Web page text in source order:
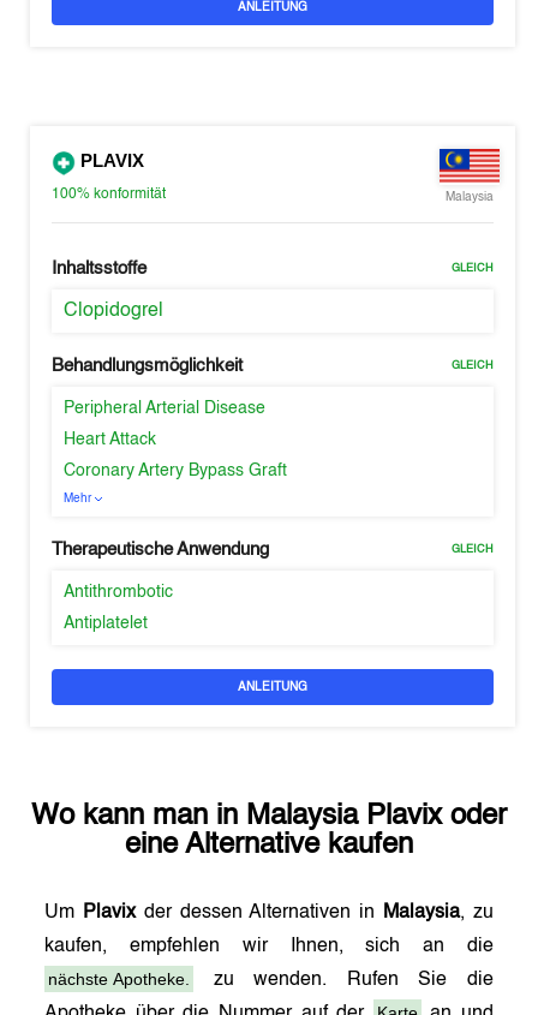
ANLEITUNG
PLAVIX
100% konformität Malaysia
Inhaltsstoffe GLEICH
Clopidogrel
Behandlungsmöglichkeit GLEICH
Peripheral Arterial Disease
Heart Attack
Coronary Artery Bypass Graft
Mehr
Therapeutische Anwendung GLEICH
Antithrombotic
Antiplatelet
ANLEITUNG
Wo kann man in Malaysia Plavixoder
eine Alternative kaufen
Um Plavixder dessen Alternativen in Malaysia, zu
kaufen, empfehlen wir Ihnen, sich an die
nächste Apotheke.
zu wenden. Rufen Sie die